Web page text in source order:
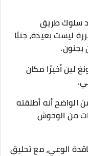
سلوك طريق
ليست بعيدة، جنبًا
لين أخيرًا مكان
الواضح أنه أطلقته
من الوحوش
الوعي، مع تحليق